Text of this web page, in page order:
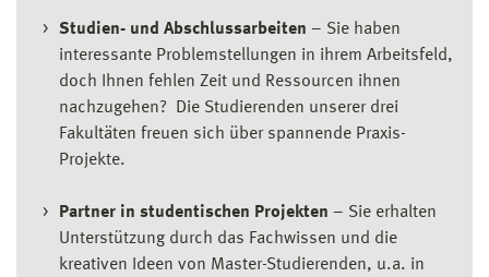
Studien- und Abschlussarbeiten – Sie haben
interessante Problemstellungen in ihrem Arbeitsfeld,
doch Ihnen fehlen Zeit und Ressourcen ihnen
nachzugehen? Die Studierenden unserer drei
Fakultäten freuen sich über spannende Praxis-
Projekte.
Partner in studentischen Projekten – Sie erhalten
Unterstützung durch das Fachwissen und die
kreativen Ideen von Master-Studierenden, u.a. in